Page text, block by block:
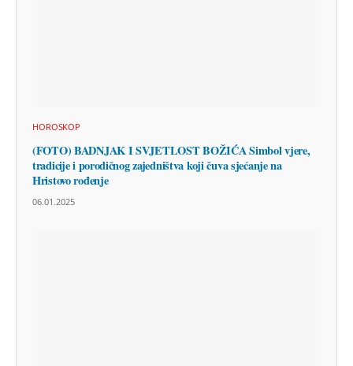
HOROSKOP
(FOTO) BADNJAK I SVJETLOST BOŽIĆA Simbol vjere,
tradicije i porodičnog zajedništva koji čuva sjećanje na
Hristovo rođenje
06.01.2025